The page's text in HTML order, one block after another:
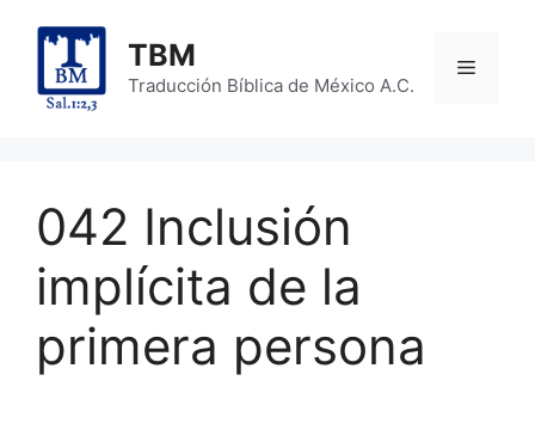
content
TBM
Traducción Bíblica de México A.C.
Menu
042 Inclusión
implícita de la
primera persona